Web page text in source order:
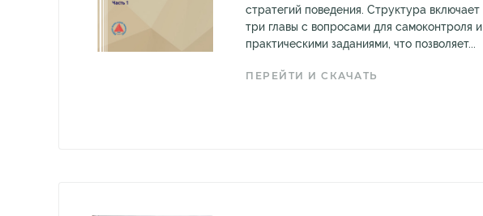
стратегий поведения. Структура включает
три главы с вопросами для самоконтроля и
практическими заданиями, что позволяет...
ПЕРЕЙТИ И СКАЧАТЬ